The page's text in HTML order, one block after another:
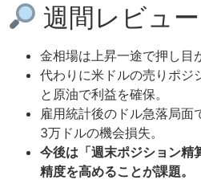
週間レビュー
金相場は上昇一途で押し目
代わりに米ドルの売りポジ
と原油で利益を確保。
雇用統計後のドル急落局面
3万ドルの機会損失。
今後は「週末ポジション精
精度を高めることが課題。